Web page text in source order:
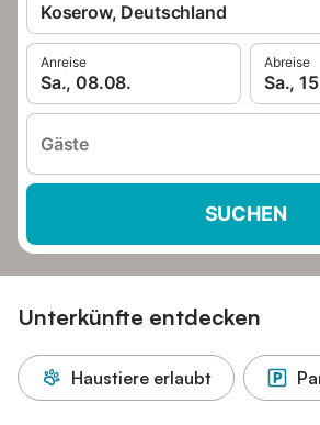
Koserow, Deutschland
Anreise
Sa., 08.08.
Abreise
Sa.,
Gäste
SUCHEN
Unterkünfte entdecken
Haustiere erlaubt